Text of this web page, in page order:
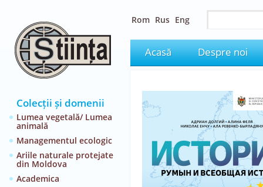
Colecții și domenii
Lumea vegetală/ Lumea
animală
Managementul ecologic
Ariile naturale protejate
din Moldova
Academica
Rom Rus Eng
Acasă Despre noi